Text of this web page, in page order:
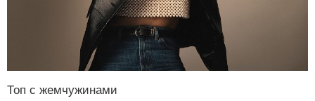
Топ с жемчужинами